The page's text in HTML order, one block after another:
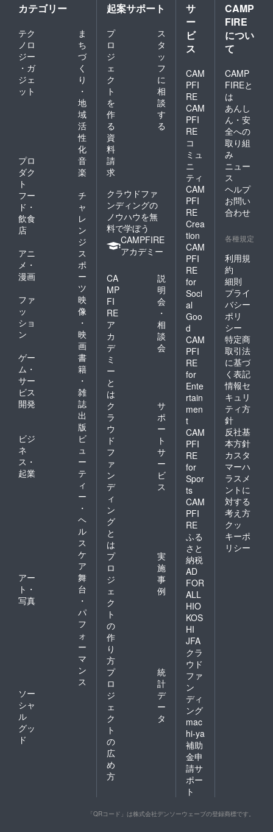
カテゴリー
テク
ノロ
ジー
・ガ
ジェ
ット
ま
ち
づ
く
り
・
地
域
活
性
化
プロ
ダク
ト
音
楽
フー
ド・
飲食
店
チ
ャ
レ
ン
ジ
アニ
メ・
漫画
ス
ポ
ー
ツ
ファ
ッ
ショ
ン
映
像
・
映
画
ゲー
ム・
サー
ビス
開発
書
籍
・
雑
誌
出
版
ビジ
ネ
ス・
起業
ビ
ュ
ー
テ
ィ
ー
・
ヘ
ル
ス
ケ
ア
アー
ト・
写真
舞
台
・
パ
フ
ォ
ー
マ
ン
ス
ソー
シャ
ル
グッ
ド
起案サポート
プ
ロ
ジ
ェ
ク
ト
を
作
る
ス
タ
ッ
フ
に
相
談
す
る
資
料
請
求
クラウドファ
ンディングの
ノウハウを無
料で学ぼう
CAMPFIRE
アカデミー
CA
MP
FI
RE
ア
カ
デ
ミ
ー
と
は
説
明
会
・
相
談
会
ク
ラ
ウ
ド
フ
ァ
ン
デ
ィ
ン
グ
と
は
サ
ポ
ー
ト
サ
ー
ビ
ス
プ
ロ
ジ
ェ
ク
ト
の
作
り
方
実
施
事
例
プ
ロ
ジ
ェ
ク
ト
の
広
め
方
統
計
デ
ー
タ
サ
ー
ビ
ス
CAM
PFI
RE
CAM
PFI
RE
コ
ミュ
ニ
ティ
CAM
PFI
RE
Crea
tion
CAM
PFI
RE
for
Soci
al
Goo
d
CAM
PFI
RE
for
Ente
rtain
men
t
CAM
PFI
RE
for
Spor
ts
CAM
PFI
RE
ふる
さと
納税
AD
FOR
ALL
HIO
KOS
HI
JFA
クラ
ウド
ファ
ン
ディ
ング
mac
hi-ya
補助
金申
請サ
ポー
ト
CAMP
FIRE
につい
て
CAMP
FIREと
は
あんし
ん・安
全への
取り組
み
ニュー
ス
ヘルプ
お問い
合わせ
各種規定
利用規
約
細則
プライ
バシー
ポリ
シー
特定商
取引法
に基づ
く表記
情報セ
キュリ
ティ方
針
反社基
本方針
カスタ
マーハ
ラスメ
ントに
対する
考え方
クッ
キーポ
リシー
「QRコード」は株式会社デンソーウェーブの登録商標です。